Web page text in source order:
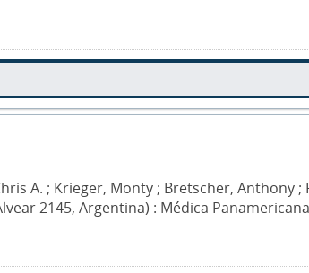
A. ; Krieger, Monty ; Bretscher, Anthony ;
2145, Argentina) : Médica